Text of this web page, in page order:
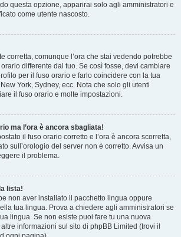
questa opzione, apparirai solo agli amministratori e
come utente nascosto.
corretta, comunque l’ora che stai vedendo potrebbe
differente dal tuo. Se così fosse, devi cambiare
per il fuso orario e farlo coincidere con la tua
York, Sydney, ecc. Nota che solo gli utenti
il fuso orario e molte impostazioni.
ma l’ora è ancora sbagliata!
il fuso orario corretto e l’ora è ancora scorretta,
sull’orologio del server non è corretto. Avvisa un
il problema.
lista!
non aver installato il pacchetto lingua oppure
tua lingua. Prova a chiedere agli amministratori se
lingua. Se non esiste puoi fare tu una nuova
informazioni sul sito di phpBB Limited (trovi il